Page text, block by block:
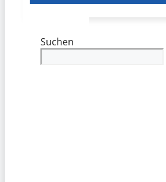
Suchen